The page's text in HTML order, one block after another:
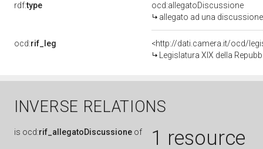
rdf:type
ocd:allegatoDiscussione
allegato ad una discussione
ocd:rif_leg
<http://dati.camera.it/ocd/
Legislatura XIX della
INVERSE RELATIONS
is ocd:rif_allegatoDiscussione of 1 resource